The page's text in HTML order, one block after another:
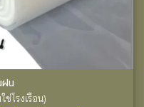
น
โรงเรือน)